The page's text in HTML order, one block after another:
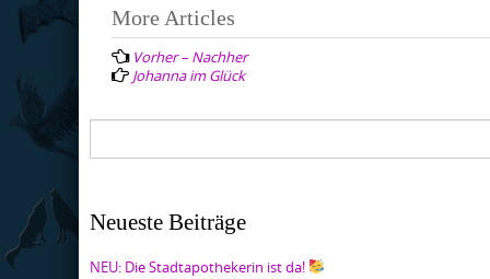
Post
navigation
More Articles
Vorher – Nachher
Johanna im Glück
Neueste Beiträge
NEU: Die Stadtapothekerin ist da!